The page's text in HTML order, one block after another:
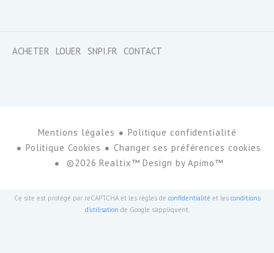
ACHETER LOUER SNPI.FR CONTACT
Mentions légales
Politique confidentialité
Politique Cookies
Changer ses préférences cookies
©2026 Realtix™ Design byApimo™
Ce site est protégé par reCAPTCHA et les règles de confidentialité et les conditions
d'utilisation de Google s'appliquent.